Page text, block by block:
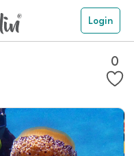
Login
0